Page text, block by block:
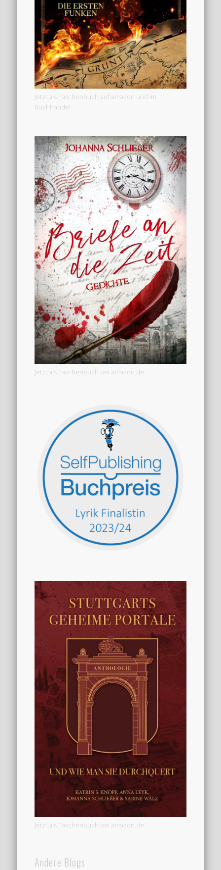
Jetzt als Taschenbuch auf amazon und im
Buchhandel
Jetzt als Taschenbuch bei amazon.de
Jetzt als Taschenbuch bei amazon.de
Andere Blogs